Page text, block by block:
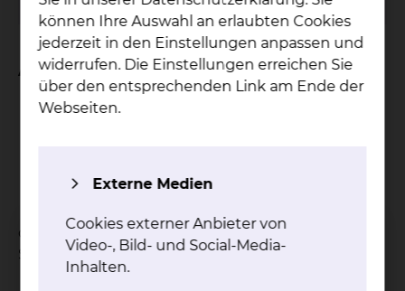
An wen verleihen wir?
Patientinnen und Patienten
Angestellte
des Städtischen Klinikums am Standort
Salzdahlumer Straße.
können Ihre Auswahl an erlaubten Cookies
jederzeit in den Einstellungen anpassen und
widerrufen. Die Einstellungen erreichen Sie
über den entsprechenden Link am Ende der
Webseiten.
Externe Medien
Cookies externer Anbieter von
Video-, Bild- und Social-Media-
Inhalten.